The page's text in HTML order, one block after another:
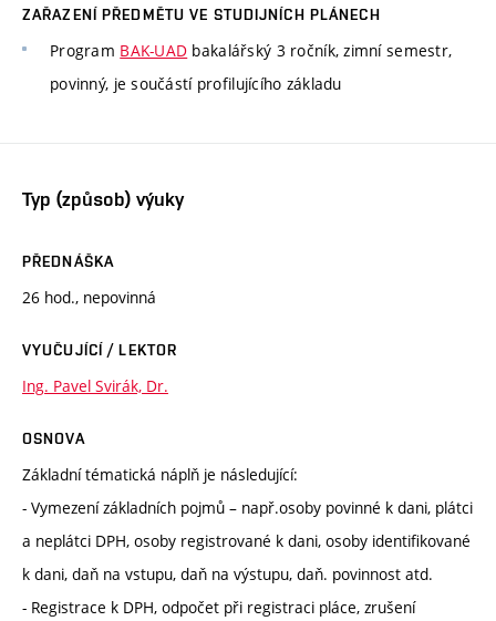
ZAŘAZENÍ PŘEDMĚTU VE STUDIJNÍCH PLÁNECH
Program BAK-UAD bakalářský 3 ročník, zimní semestr,
povinný, je součástí profilujícího základu
Typ (způsob) výuky
PŘEDNÁŠKA
26 hod., nepovinná
VYUČUJÍCÍ / LEKTOR
Ing. Pavel Svirák, Dr.
OSNOVA
Základní tématická náplň je následující:
- Vymezení základních pojmů – např.osoby povinné k dani, plátci
a neplátci DPH, osoby registrované k dani, osoby identifikované
k dani, daň na vstupu, daň na výstupu, daň. povinnost atd.
- Registrace k DPH, odpočet při registraci pláce, zrušení